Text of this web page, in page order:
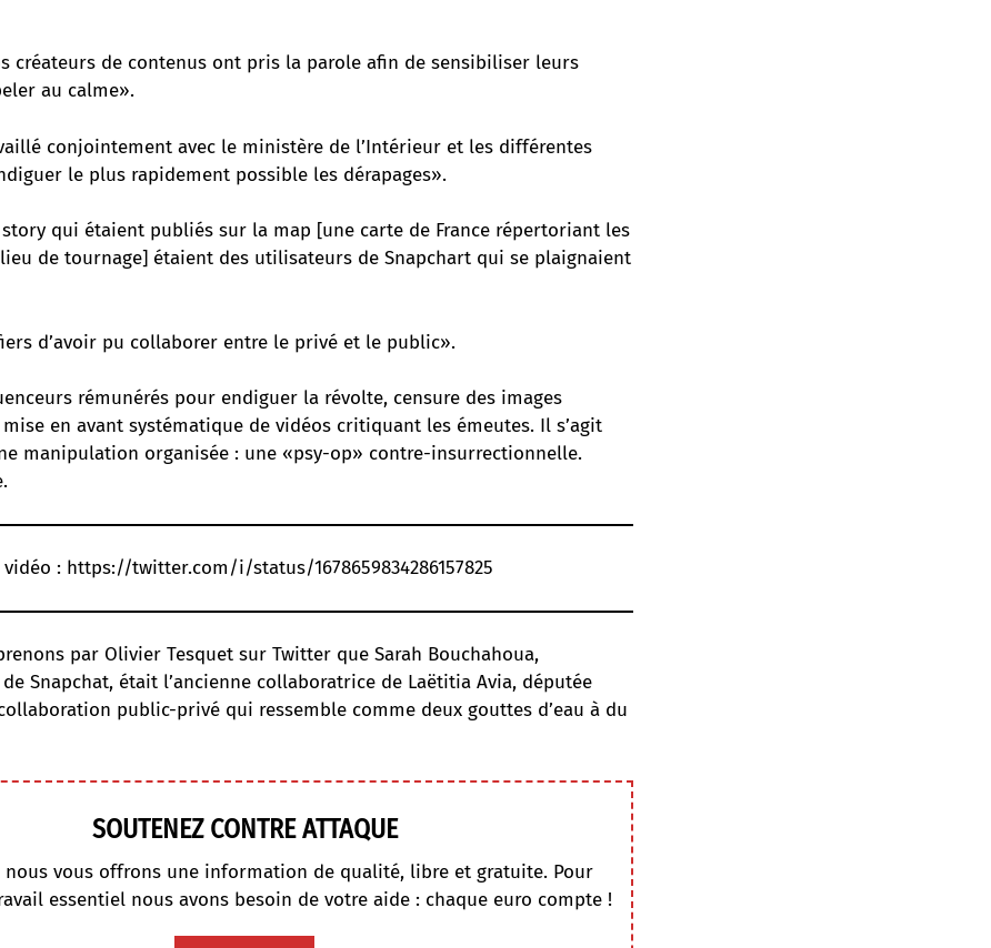
créateurs de contenus ont pris la parole afin de sensibiliser leurs
au calme».
conjointement avec le ministère de l’Intérieur et les différentes
le plus rapidement possible les dérapages».
story qui étaient publiés sur la map [une carte de France répertoriant les
de tournage] étaient des utilisateurs de Snapchart qui se plaignaient
d’avoir pu collaborer entre le privé et le public».
rémunérés pour endiguer la révolte, censure des images
en avant systématique de vidéos critiquant les émeutes. Il s’agit
manipulation organisée : une «psy-op» contre-insurrectionnelle.
vidéo : https://twitter.com/i/status/1678659834286157825
par Olivier Tesquet sur Twitter que Sarah Bouchahoua,
Snapchat, était l’ancienne collaboratrice de Laëtitia Avia, députée
public-privé qui ressemble comme deux gouttes d’eau à du
SOUTENEZ CONTRE ATTAQUE
nous vous offrons une information de qualité, libre et gratuite. Pour
essentiel nous avons besoin de votre aide : chaque euro compte !